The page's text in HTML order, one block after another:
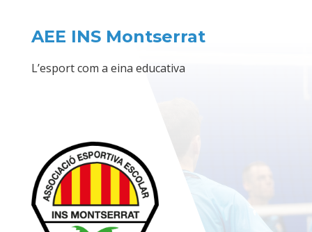
AEE INS Montserrat
L’esport com a eina educativa